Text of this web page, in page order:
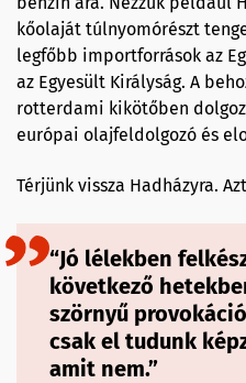
kőolaját túlnyomórészt
legfőbb importforrások az
az Egyesült Királyság. A
rotterdami kikötőben
európai olajfeldolgozó és
Térjünk vissza Hadházyra.
“Jó lélekben
következő
szörnyű
csak el tudunk
amit nem.”